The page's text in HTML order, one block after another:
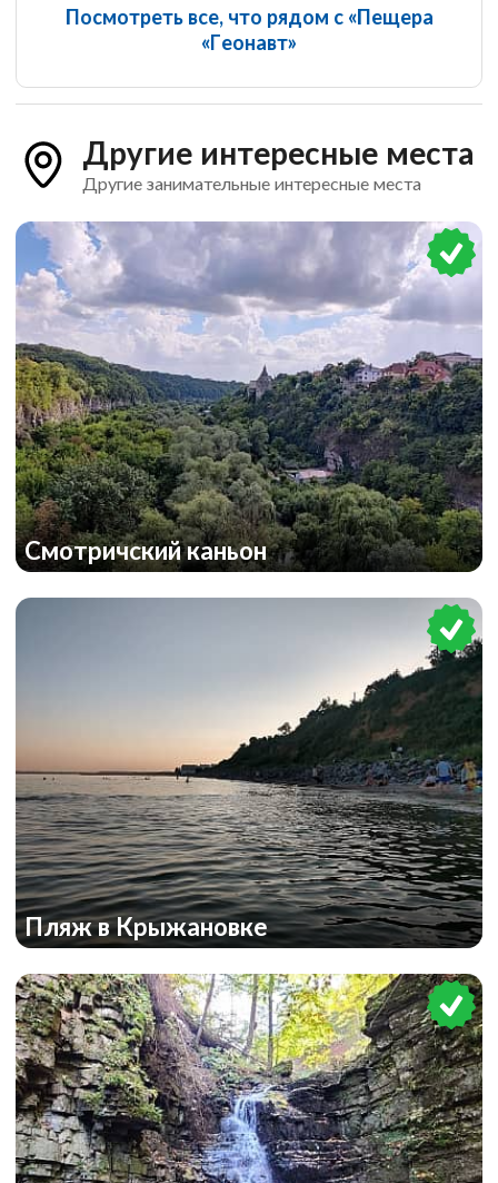
Посмотреть все, что рядом с «Пещера
«Геонавт»
Другие интересные места
Другие занимательные интересные места
Смотричский каньон
Пляж в Крыжановке